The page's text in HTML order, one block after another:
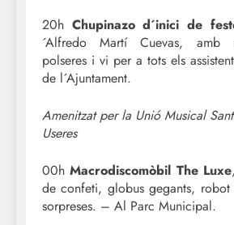
20h Chupinazo d´inici de
´Alfredo Martí Cuevas, amb
polseres i vi per a tots els
de l´Ajuntament.
Amenitzat per la Unió Musical
Useres
00hMacrodiscomòbil The Luxe
de confeti, globus gegants,
sorpreses. – Al Parc Municipal.